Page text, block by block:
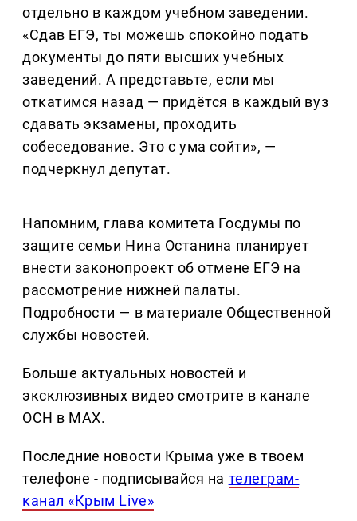
отдельно в каждом учебном заведении.
«Сдав ЕГЭ, ты можешь спокойно подать
документы до пяти высших учебных
заведений. А представьте, если мы
откатимся назад — придётся в каждый вуз
сдавать экзамены, проходить
собеседование. Это с ума сойти», —
подчеркнул депутат.
Напомним, глава комитета Госдумы по
защите семьи Нина Останина планирует
внести законопроект об отмене ЕГЭ на
рассмотрение нижней палаты.
Подробности — в материале Общественной
службы новостей.
Больше актуальных новостей и
эксклюзивных видео смотрите в канале
ОСН в MAX.
Последние новости Крыма уже в твоем
телефоне - подписывайся на телеграм-
канал «Крым Live»